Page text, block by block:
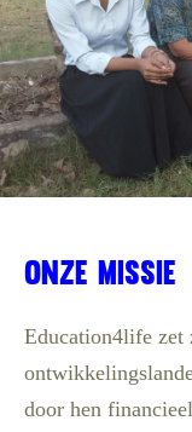
Onze missie
Education4life zet
door hen